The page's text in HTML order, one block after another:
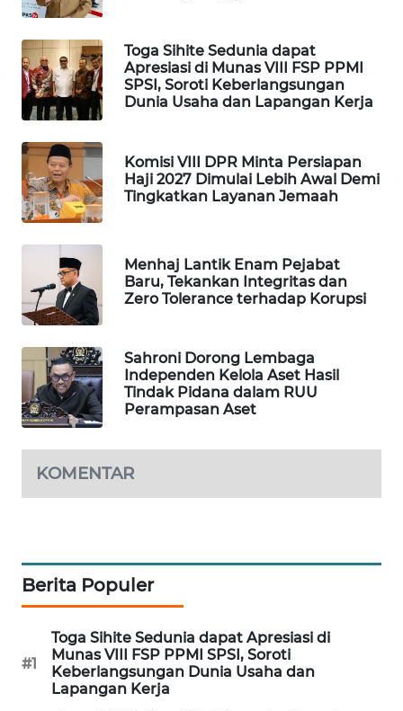
Toga Sihite Sedunia dapat
Apresiasi di Munas VIII FSP PPMI
SPSI, Soroti Keberlangsungan
Dunia Usaha dan Lapangan Kerja
Komisi VIII DPR Minta Persiapan
Haji 2027 Dimulai Lebih Awal Demi
Tingkatkan Layanan Jemaah
Menhaj Lantik Enam Pejabat
Baru, Tekankan Integritas dan
Zero Tolerance terhadap Korupsi
Sahroni Dorong Lembaga
Independen Kelola Aset Hasil
Tindak Pidana dalam RUU
Perampasan Aset
KOMENTAR
Berita Populer
#1
Toga Sihite Sedunia dapat Apresiasi di
Munas VIII FSP PPMI SPSI, Soroti
Keberlangsungan Dunia Usaha dan
Lapangan Kerja
WN
WN
LABUANBAJO
WN
BORNEO
Wahana
Group
WAHANA
NEWS
WAHANA
TANI
WAHANA
LISTRIK
WAHANA